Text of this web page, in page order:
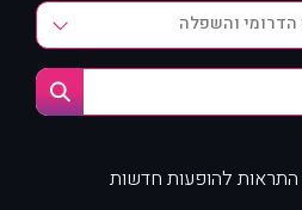
הדרומי והשפלה
התראות להופעות חדשות